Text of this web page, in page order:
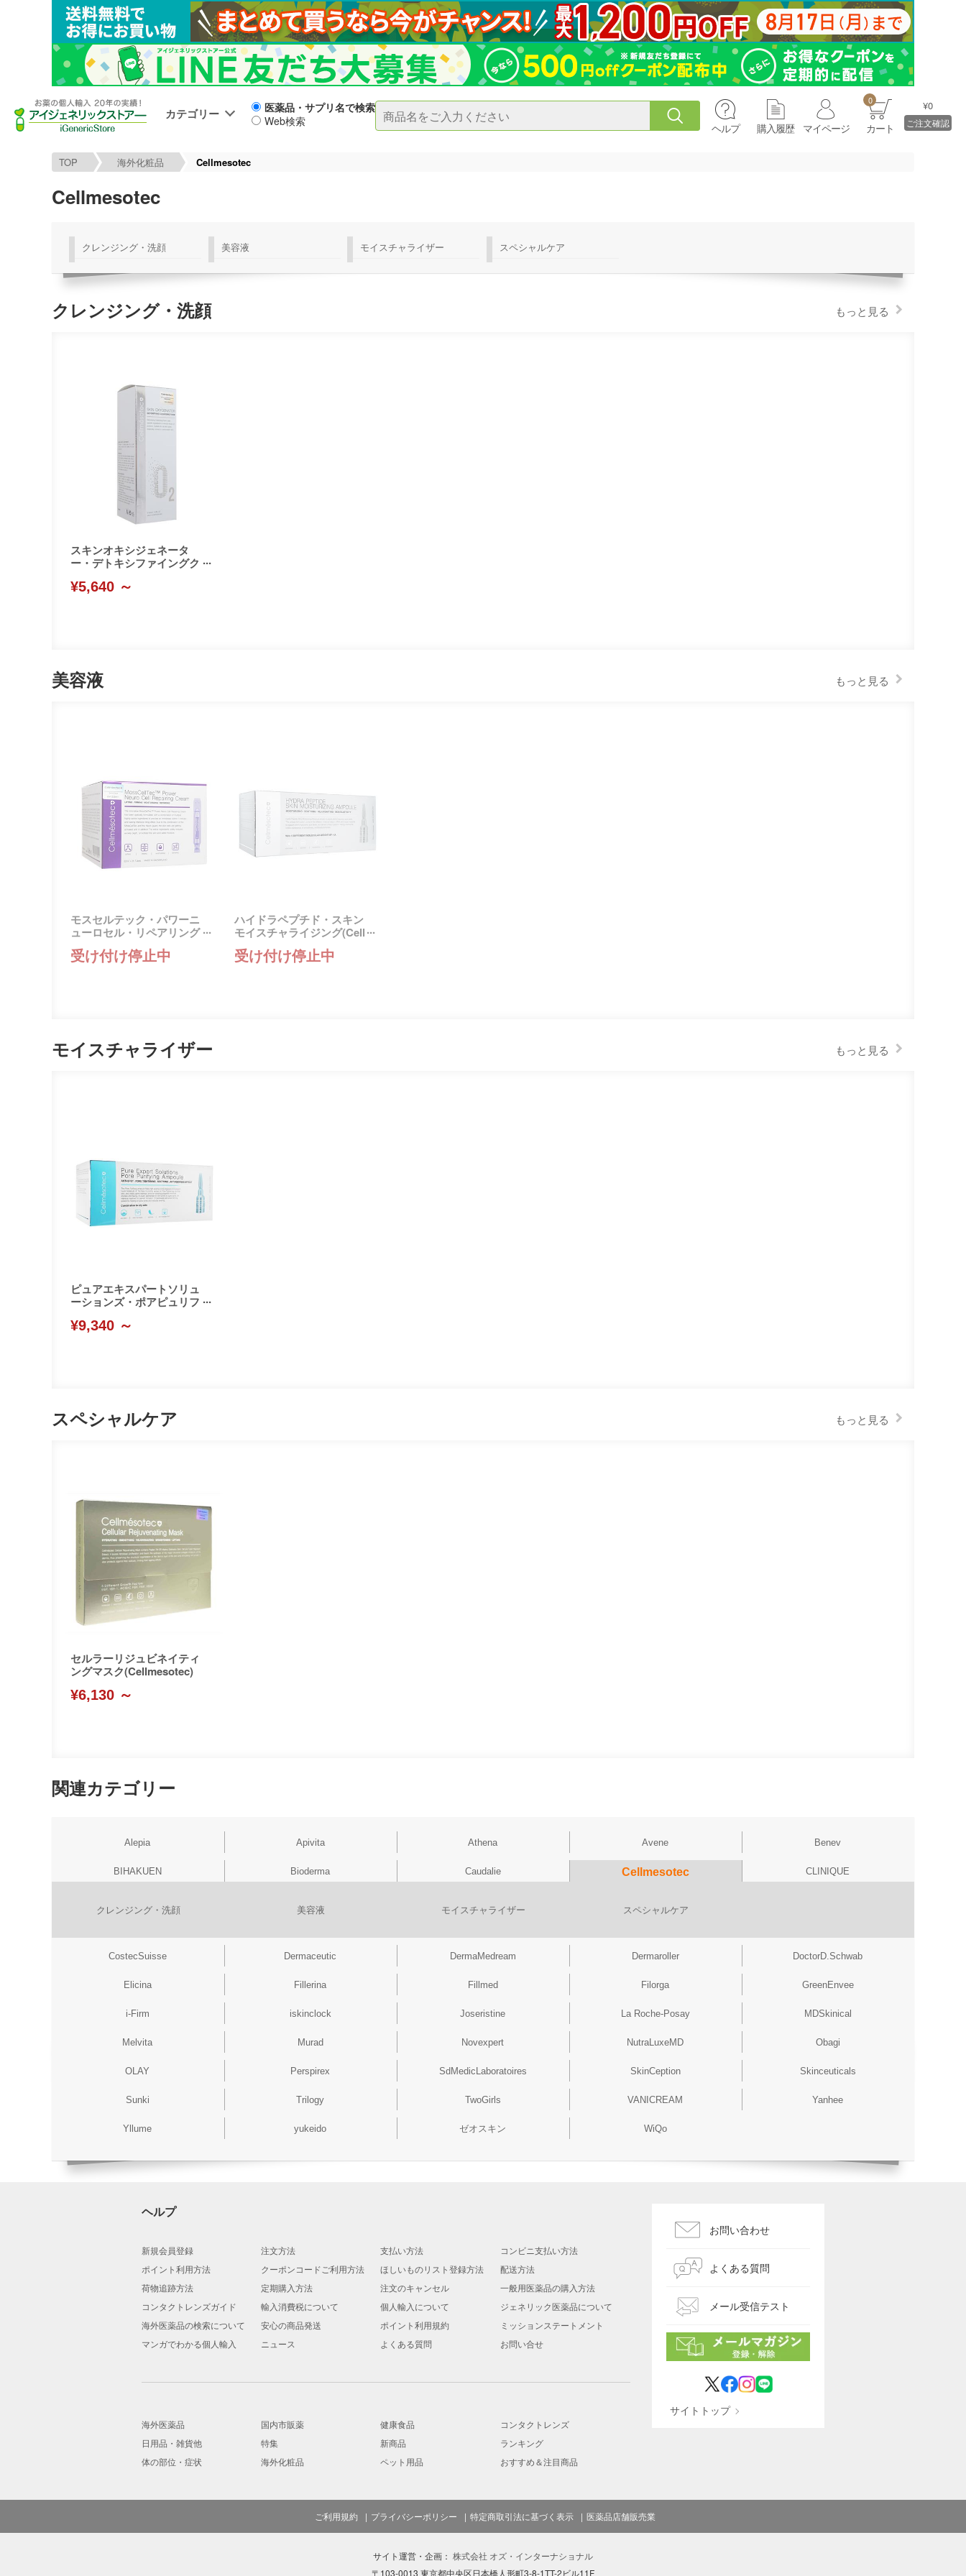
カテゴリー
医薬品・サプリ名で検索
Web検索
ヘルプ 購入履歴 マイページ
0
カート
¥0
ご注文確認
TOP 海外化粧品 Cellmesotec
Cellmesotec
クレンジング・洗顔 美容液 モイスチャライザー スペシャルケア
クレンジング・洗顔 もっと見る
スキンオキシジェネータ
ー・デトキシファイングク
sotec)
¥5,640 ～
美容液 もっと見る
モスセルテック・パワーニ
ューロセル・リペアリング
(Cellmesotec)
受け付け停止中
ハイドラペプチド・スキン
モイスチャライジング(Cell
mesotec)
受け付け停止中
モイスチャライザー もっと見る
ピュアエキスパートソリュ
ーションズ・ポアピュリフ
¥9,340 ～
スペシャルケア もっと見る
セルラーリジュビネイティ
ングマスク(Cellmesotec)
¥6,130 ～
関連カテゴリー
Alepia Apivita Athena Avene Benev
BIHAKUEN Bioderma Caudalie Cellmesotec
クレンジング・洗顔 美容液 モイスチャライザー スペシャルケア
CLINIQUE
CostecSuisse Dermaceutic DermaMedream Dermaroller DoctorD.Schwab
Elicina Fillerina Fillmed Filorga GreenEnvee
i-Firm iskinclock Joseristine La Roche-Posay MDSkinical
Melvita Murad Novexpert NutraLuxeMD Obagi
OLAY Perspirex SdMedicLaboratoires SkinCeption Skinceuticals
Sunki Trilogy TwoGirls VANICREAM Yanhee
Yllume yukeido ゼオスキン WiQo
ヘルプ
新規会員登録 注文方法 支払い方法
コンビニ支払い方法
ポイント利用方法
クーポンコードご利用方法 ほしいものリスト登録方法
配送方法
荷物追跡方法
定期購入方法 注文のキャンセル
一般用医薬品の購入方法
コンタクトレンズガイド
輸入消費税について 個人輸入について
ジェネリック医薬品について
海外医薬品の検索について
安心の商品発送 ポイント利用規約
ミッションステートメント
マンガでわかる個人輸入
ニュース よくある質問 お問い合せ
海外医薬品 国内市販薬 健康食品
コンタクトレンズ
日用品・雑貨他
特集 新商品
ランキング
体の部位・症状
海外化粧品 ペット用品 おすすめ＆注目商品
お問い合わせ
よくある質問
メール受信テスト
サイトトップ
ご利用規約 プライバシーポリシー 特定商取引法に基づく表示 医薬品店舗販売業
サイト運営・企画： 株式会社 オズ・インターナショナル
〒103-0013 東京都中央区日本橋人形町3-8-1TT-2ビル11F